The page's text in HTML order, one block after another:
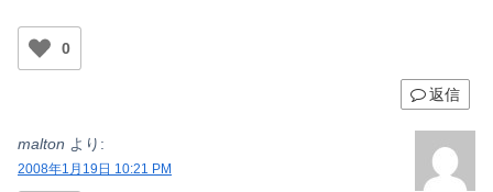
0
返信
malton より:
2008年1月19日 10:21 PM